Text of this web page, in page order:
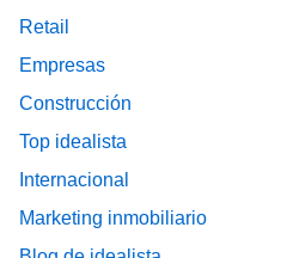
Retail
Empresas
Construcción
Top idealista
Internacional
Marketing inmobiliario